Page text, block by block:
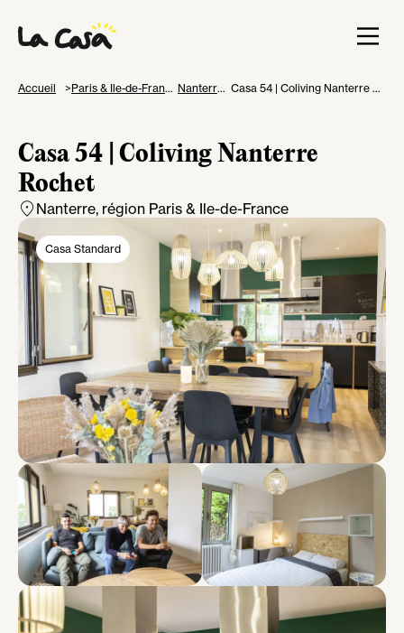
Accueil Paris & Ile-de-France Nanterre Casa 54 | Coliving Nanterre Rochet
Casa 54 | Coliving Nanterre
Rochet
Nanterre, région Paris & Ile-de-France
Casa Standard